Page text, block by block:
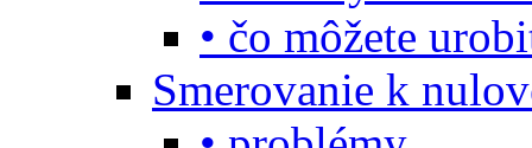
• čo môžete
Smerovanie k